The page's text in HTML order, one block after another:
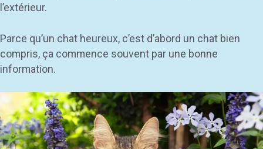
l’extérieur.
Parce qu’un chat heureux, c’est d’abord un chat bien
compris, ça commence souvent par une bonne
information.